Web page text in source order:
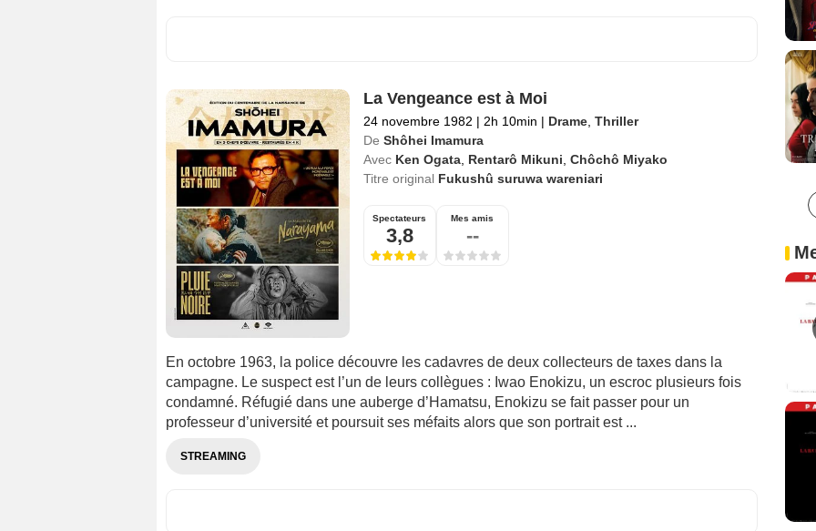
La Vengeance est à Moi
24 novembre 1982 | 2h 10min | Drame, Thriller
De Shôhei Imamura
Avec Ken Ogata, Rentarô Mikuni Chôchô Miyako
Titre original Fukushû suruwa wareniari
Spectateurs
3,8
Mes amis
--
En octobre 1963, la police découvre les cadavres de deux collecteurs de taxes dans la
campagne. Le suspect est l’un de leurs collègues : Iwao Enokizu, un escroc plusieurs fois
condamné. Réfugié dans une auberge d’Hamatsu, Enokizu se fait passer pour un
professeur d’université et poursuit ses méfaits alors que son portrait est ...
STREAMING